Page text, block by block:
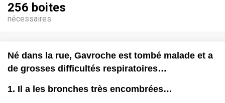
256 boites
nécessaires
Né dans la rue, Gavroche est tombé malade et a
de grosses difficultés respiratoires…
1. Il a les bronches très encombrées…